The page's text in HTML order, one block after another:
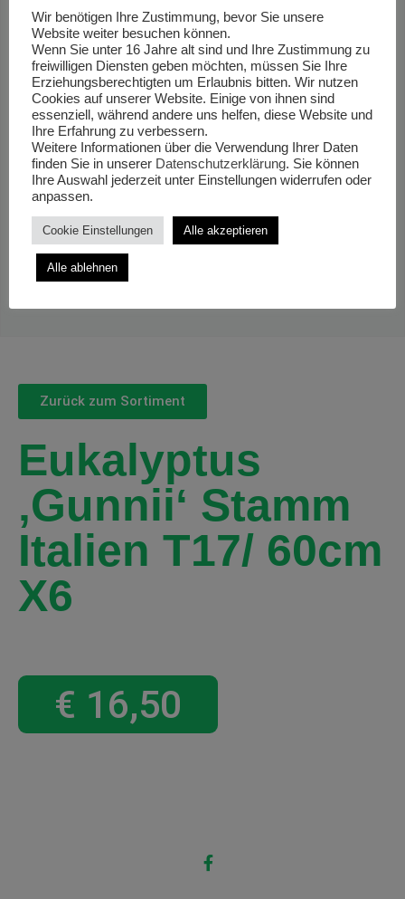
Zurück zum Sortiment
Eukalyptus
‚gunnii‘ Stamm
Italien T17/ 60cm
X6
€ 16,50
Wir benötigen Ihre Zustimmung, bevor Sie unsere
Website weiter besuchen können.
Wenn Sie unter 16 Jahre alt sind und Ihre Zustimmung zu
freiwilligen Diensten geben möchten, müssen Sie Ihre
Erziehungsberechtigten um Erlaubnis bitten. Wir nutzen
Cookies auf unserer Website. Einige von ihnen sind
essenziell, während andere uns helfen, diese Website und
Ihre Erfahrung zu verbessern.
Weitere Informationen über die Verwendung Ihrer Daten
finden Sie in unserer Datenschutzerklärung. Sie können
Ihre Auswahl jederzeit unter Einstellungen widerrufen oder
anpassen.
Cookie Einstellungen Alle akzeptieren
Alle ablehnen